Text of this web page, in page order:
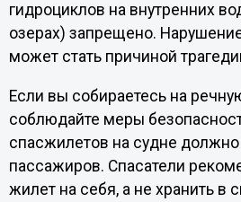
гидроциклов на внутренних
озерах) запрещено.
может стать причиной
Если вы собираетесь на
соблюдайте меры
спасжилетов на судне
пассажиров. Спасатели
жилет на себя, а не хранить в